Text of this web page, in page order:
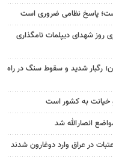
پاسخ نظامی ضروری است
شهدای دیپلمات نامگذاری
هواشناسی برای ۴ استان؛ رگبار شدید و سقوط سنگ در راه
خیانت به کشور است
انصارالله شد